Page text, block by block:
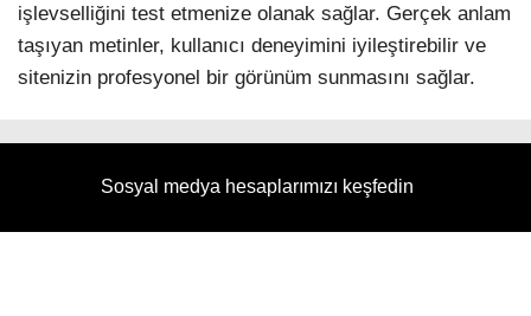
işlevselliğini test etmenize olanak sağlar. Gerçek anlam
taşıyan metinler, kullanıcı deneyimini iyileştirebilir ve
sitenizin profesyonel bir görünüm sunmasını sağlar.
Sosyal medya hesaplarımızı keşfedin